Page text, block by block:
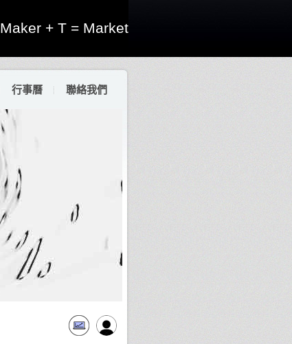
Maker + T = Market
行事曆 聯絡我們